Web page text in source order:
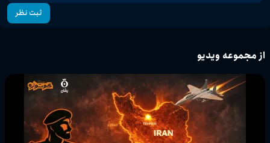
ثبت نظر
از مجموعه ویدیو